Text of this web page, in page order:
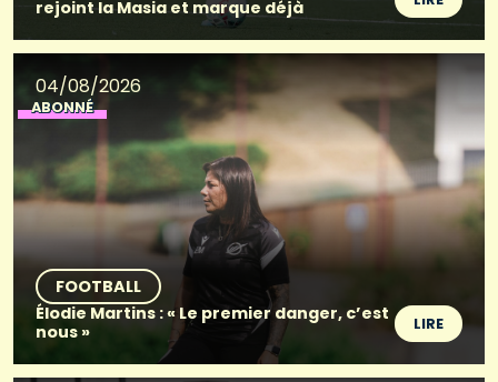
rejoint la Masia et marque déjà
04/08/2026
ABONNÉ
FOOTBALL
Élodie Martins : « Le premier danger, c’est
nous »
LIRE